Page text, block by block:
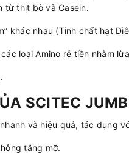
từ thịt bò và Casein.
khác nhau (Tinh chất hạt
loại Amino rẻ tiền nhằm
SCITEC
và hiệu quả, tác dụng
tăng mỡ.